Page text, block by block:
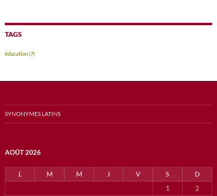
TAGS
éducation(7)
SYNONYMES LATINS
AOÛT 2026
L M M J V S
D
1
2